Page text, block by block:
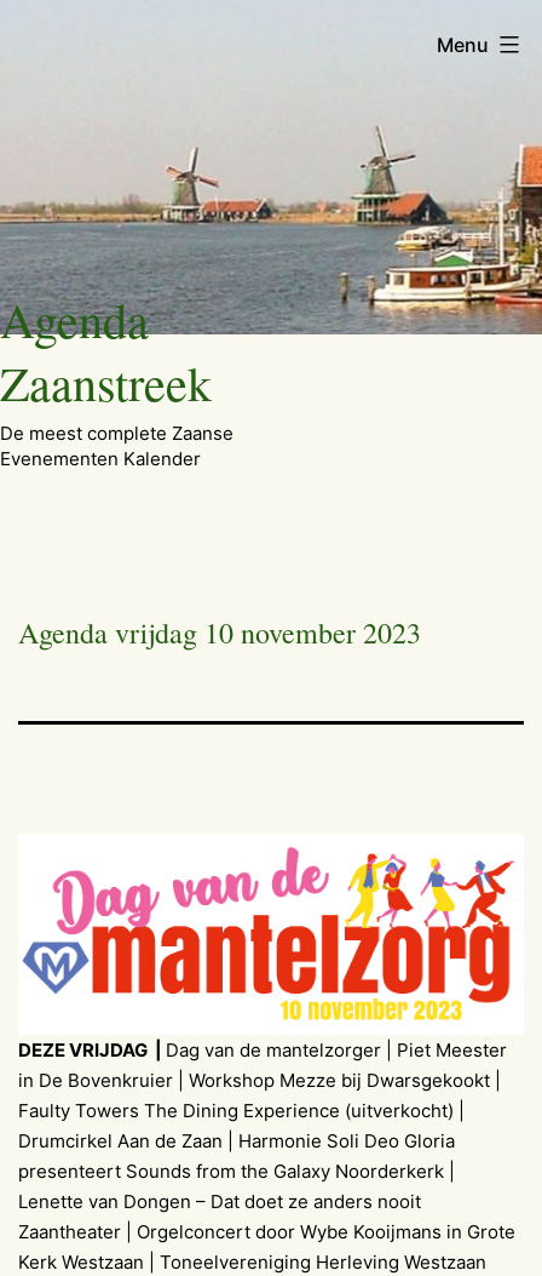
Ga
naar
de
inhoud
Agenda
Zaanstreek
De meest complete Zaanse
Evenementen Kalender
Menu
Agenda vrijdag 10 november 2023
DEZE VRIJDAG | Dag van de mantelzorger | Piet Meester
in De Bovenkruier | Workshop Mezze bij Dwarsgekookt |
Faulty Towers The Dining Experience (uitverkocht) |
Drumcirkel Aan de Zaan | Harmonie Soli Deo Gloria
presenteert Sounds from the Galaxy Noorderkerk |
Lenette van Dongen – Dat doet ze anders nooit
Zaantheater | Orgelconcert door Wybe Kooijmans in Grote
Kerk Westzaan | Toneelvereniging Herleving Westzaan